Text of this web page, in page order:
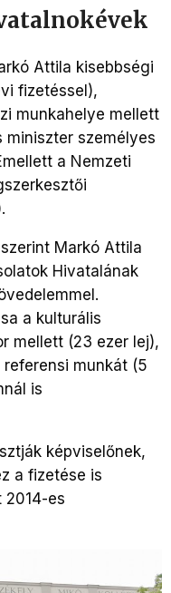
Attila kisebbségi
fizetéssel),
munkahelye mellett
miniszter személyes
a Nemzeti
Markó Attila
Hivatalának
a kulturális
mellett (23 ezer lej),
referensi munkát (5
is
képviselőnek,
a fizetése is
2014-es